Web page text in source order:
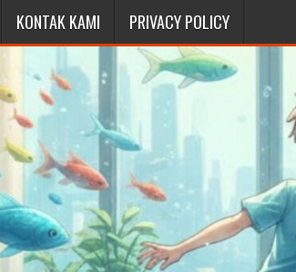
KONTAK KAMI PRIVACY POLICY